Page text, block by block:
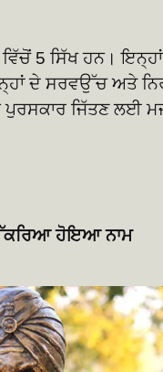
5 ਸਿੱਖ ਹਨ।
ਦੇ ਸਰਵਉੱਚ ਅਤੇ
ਜਿੱਤਣ ਲਈ
ਉੱਕਰਿਆ ਹੋਇਆ ਨਾਮ